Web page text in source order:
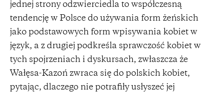
jednej strony odzwierciedla to współczesną
tendencję w Polsce do używania form żeńskich
jako podstawowych form wpisywania kobiet w
język, a z drugiej podkreśla sprawczość kobiet w
tych spojrzeniach i dyskursach, zwłaszcza że
Wałęsa-Kazoń zwraca się do polskich kobiet,
pytając, dlaczego nie potrafiły usłyszeć jej